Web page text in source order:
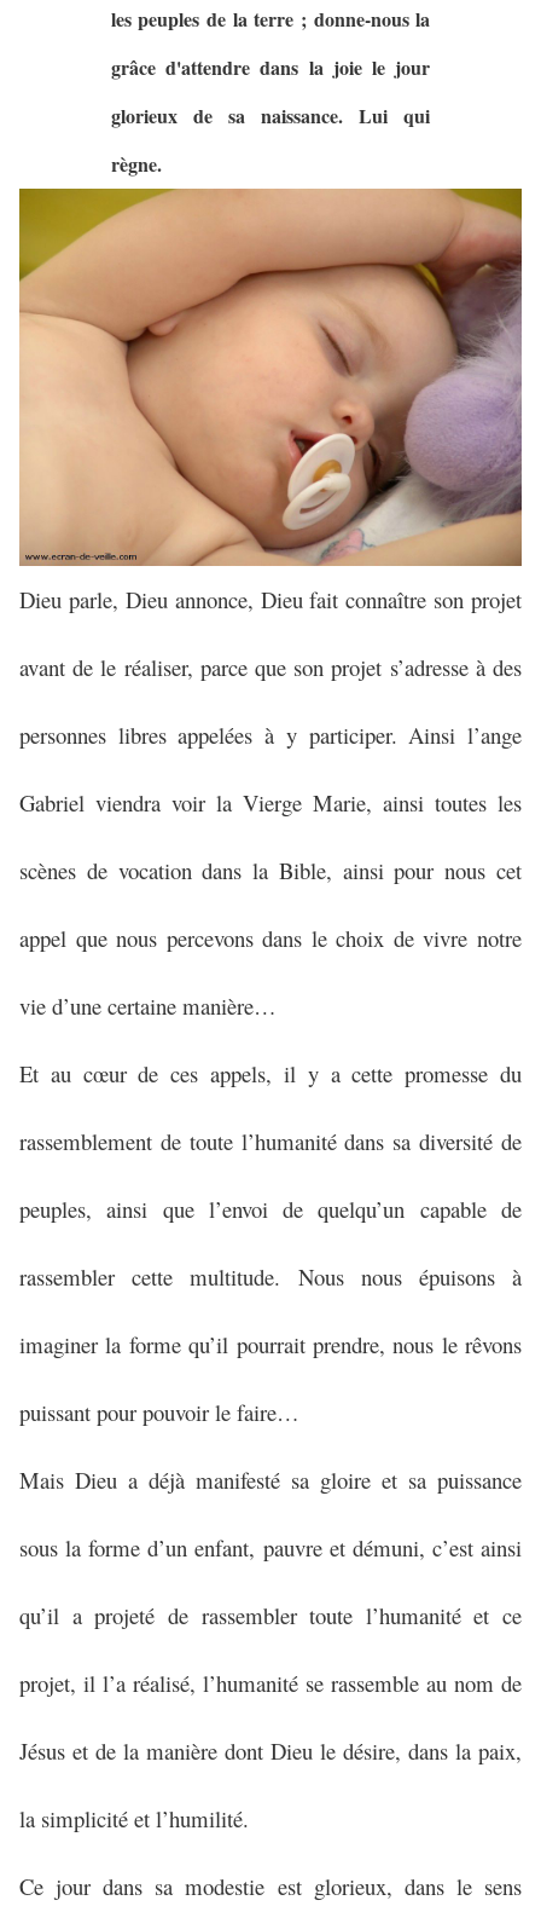
les peuples de la terre ; donne-nous la
grâce d'attendre dans la joie le jour
glorieux de sa naissance. Lui qui
règne.
Dieu parle, Dieu annonce, Dieu fait connaître son projet
avant de le réaliser, parce que son projet s’adresse à des
personnes libres appelées à y participer. Ainsi l’ange
Gabriel viendra voir la Vierge Marie, ainsi toutes les
scènes de vocation dans la Bible, ainsi pour nous cet
appel que nous percevons dans le choix de vivre notre
vie d’une certaine manière…
Et au cœur de ces appels, il y a cette promesse du
rassemblement de toute l’humanité dans sa diversité de
peuples, ainsi que l’envoi de quelqu’un capable de
rassembler cette multitude. Nous nous épuisons à
imaginer la forme qu’il pourrait prendre, nous le rêvons
puissant pour pouvoir le faire…
Mais Dieu a déjà manifesté sa gloire et sa puissance
sous la forme d’un enfant, pauvre et démuni, c’est ainsi
qu’il a projeté de rassembler toute l’humanité et ce
projet, il l’a réalisé, l’humanité se rassemble au nom de
Jésus et de la manière dont Dieu le désire, dans la paix,
la simplicité et l’humilité.
Ce jour dans sa modestie est glorieux, dans le sens